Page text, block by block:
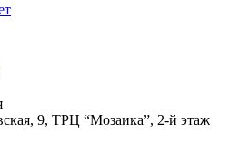
9, ТРЦ “Мозаика”, 2-й этаж